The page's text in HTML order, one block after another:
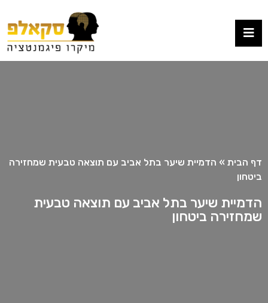
דף הבית » הדמיית שיער בתל אביב עם תוצאה טבעית שמחזירה
ביטחון
הדמיית שיער בתל אביב עם תוצאה טבעית
שמחזירה ביטחון